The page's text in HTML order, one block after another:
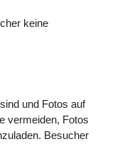
keine
und Fotos auf
vermeiden, Fotos
Besucher